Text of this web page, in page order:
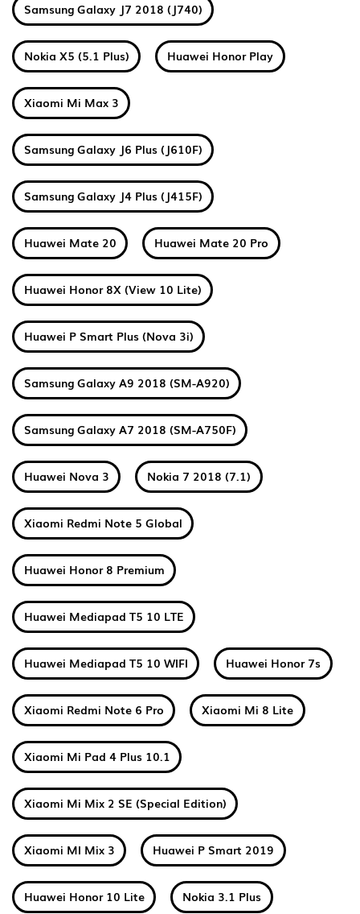
Samsung Galaxy J7 2018 (J740)
Nokia X5 (5.1 Plus) Huawei Honor Play
Xiaomi Mi Max 3
Samsung Galaxy J6 Plus (J610F)
Samsung Galaxy J4 Plus (J415F)
Huawei Mate 20 Huawei Mate 20 Pro
Huawei Honor 8X (View 10 Lite)
Huawei P Smart Plus (Nova 3i)
Samsung Galaxy A9 2018 (SM-A920)
Samsung Galaxy A7 2018 (SM-A750F)
Huawei Nova 3 Nokia 7 2018 (7.1)
Xiaomi Redmi Note 5 Global
Huawei Honor 8 Premium
Huawei Mediapad T5 10 LTE
Huawei Mediapad T5 10 WIFI Huawei Honor 7s
Xiaomi Redmi Note 6 Pro Xiaomi Mi 8 Lite
Xiaomi Mi Pad 4 Plus 10.1
Xiaomi Mi Mix 2 SE (Special Edition)
Xiaomi MI Mix 3 Huawei P Smart 2019
Huawei Honor 10 Lite Nokia 3.1 Plus